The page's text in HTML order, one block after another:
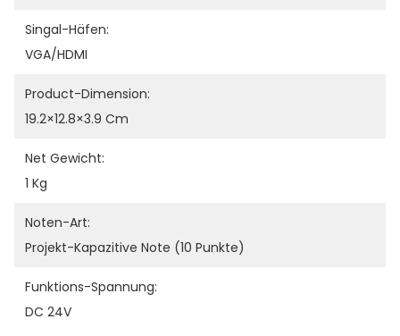
Singal-Häfen:
VGA/HDMI
Product-Dimension:
19.2×12.8×3.9 Cm
Net Gewicht:
1 Kg
Noten-Art:
Projekt-Kapazitive Note (10 Punkte)
Funktions-Spannung:
DC 24V